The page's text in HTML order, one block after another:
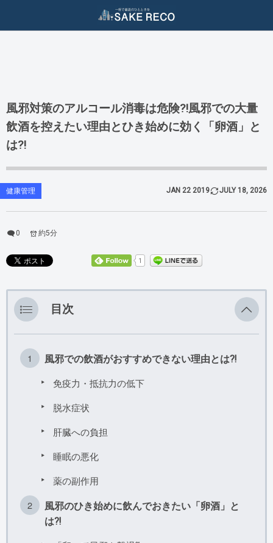
風邪対策のアルコール消毒は危険⁈風邪での大量
飲酒を控えたい理由とひき始めに効く「卵酒」と
は⁈
健康管理 JAN 22 2019 JULY 18, 2026
0 約5分
1
目次
風邪での飲酒がおすすめできない理由とは⁈
免疫力・抵抗力の低下
脱水症状
肝臓への負担
睡眠の悪化
薬の副作用
風邪のひき始めに飲んでおきたい「卵酒」と
は⁈
日本酒
泡盛